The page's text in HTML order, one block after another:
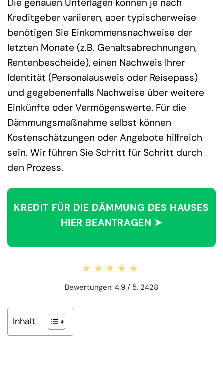
Die genauen Unterlagen können je nach
Kreditgeber variieren, aber typischerweise
benötigen Sie Einkommensnachweise der
letzten Monate (z.B. Gehaltsabrechnungen,
Rentenbescheide), einen Nachweis Ihrer
Identität (Personalausweis oder Reisepass)
und gegebenenfalls Nachweise über weitere
Einkünfte oder Vermögenswerte. Für die
Dämmungsmaßnahme selbst können
Kostenschätzungen oder Angebote hilfreich
sein. Wir führen Sie Schritt für Schritt durch
den Prozess.
KREDIT FÜR DIE DÄMMUNG DES HAUSES
HIER BEANTRAGEN ➤
★★★★★
★★★★★
Bewertungen: 4.9 / 5. 2428
Inhalt